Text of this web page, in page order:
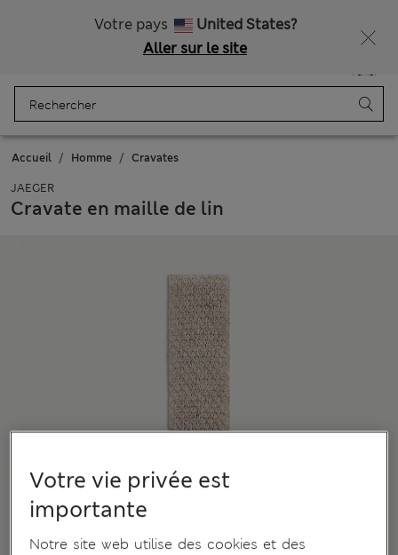
Votre pays
United States?
Aller sur le site
Panier
Accueil Homme Cravates
JAEGER
Cravate en maille de lin
Votre vie privée est
importante
Notre site web utilise des cookies et des